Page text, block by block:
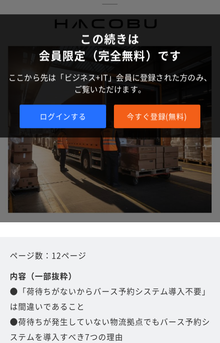
この続きは
会員限定（完全無料）です
ここから先は「ビジネス+IT」会員に登録された方のみ、
ご覧いただけます。
ログインする 今すぐ登録(無料)
ページ数：12ページ
内容（一部抜粋）
●「荷待ちがないからバース予約システム導入不要」
は間違いであること
●荷待ちが発生していない物流拠点でもバース予約シ
ステムを導入すべき7つの理由